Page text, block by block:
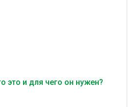
это и для чего он нужен?